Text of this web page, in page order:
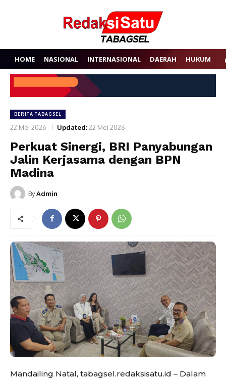
HOME NASIONAL INTERNASIONAL DAERAH HUKUM
BERITA TABAGSEL
22 Mei 2026 Updated:22 Mei 2026
Perkuat Sinergi, BRI Panyabungan
Jalin Kerjasama dengan BPN
Madina
ByAdmin
Mandailing Natal, tabagsel.redaksisatu.id – Dalam